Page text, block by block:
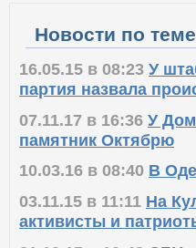
Новости по теме
16.05.15 в 08:23 У
партия назвала
07.11.17 в 16:36 У
памятник Октябрю
10.03.16 в 08:40 В
03.11.15 в 11:11 На
активисты и